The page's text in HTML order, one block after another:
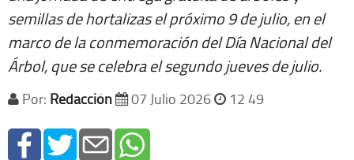
semillas de hortalizas el próximo 9 de julio, en el
marco de la conmemoración del Día Nacional del
Árbol, que se celebra el segundo jueves de julio.
Por: Redacción 07 Julio 2026 12 49